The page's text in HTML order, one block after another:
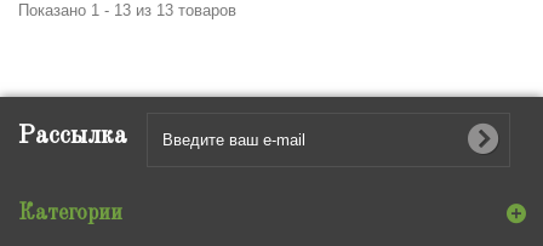
Показано 1 - 13 из 13 товаров
Рассылка
Категории